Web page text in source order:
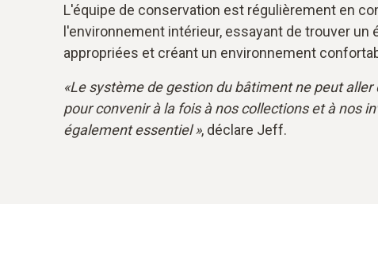
L'équipe de conservation est régulièrement en
l'environnement intérieur, essayant de trouver
appropriées et créant un environnement
«Le système de gestion du bâtiment ne peut
pour convenir à la fois à nos collections et à nos
également essentiel », déclare Jeff.